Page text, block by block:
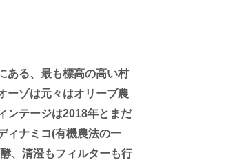
ある、最も標高の高い村
ーゾは元々はオリーブ農
ンテージは2018年とまだ
ィナミコ(有機農法の一
、清澄もフィルターも行